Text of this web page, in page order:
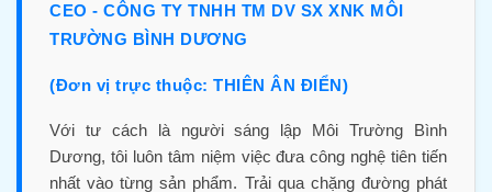
CEO - CÔNG TY TNHH TM DV SX XNK MÔI
TRƯỜNG BÌNH DƯƠNG
(Đơn vị trực thuộc: THIÊN ÂN ĐIỂN)
Với tư cách là người sáng lập Môi Trường Bình
Dương, tôi luôn tâm niệm việc đưa công nghệ tiên tiến
nhất vào từng sản phẩm. Trải qua chặng đường phát